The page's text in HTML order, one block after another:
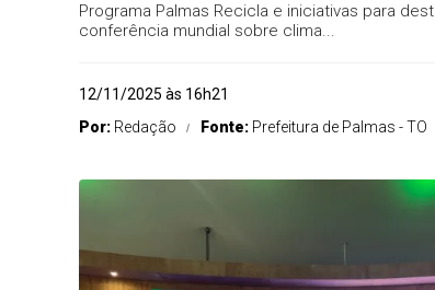
Programa Palmas Recicla e iniciativas para
conferência mundial sobre clima...
12/11/2025 às 16h21
Por: Redação Fonte: Prefeitura de Palmas - TO